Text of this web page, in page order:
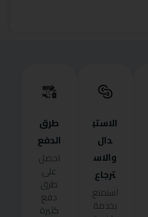
الاستب
دال
والاس
ترجاع
استمتع
بخدمة
طرق
الدفع
احصل
على
طرق
دفع
كثيرة